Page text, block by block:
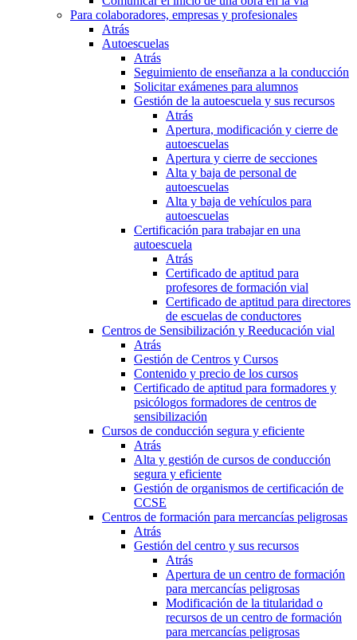
Para colaboradores, empresas y profesionales
Atrás
Autoescuelas
Atrás
Seguimiento de enseñanza a la conducción
Solicitar exámenes para alumnos
Gestión de la autoescuela y sus recursos
Atrás
Apertura, modificación y cierre de
autoescuelas
Apertura y cierre de secciones
Alta y baja de personal de
autoescuelas
Alta y baja de vehículos para
autoescuelas
Certificación para trabajar en una
autoescuela
Atrás
Certificado de aptitud para
profesores de formación vial
Certificado de aptitud para directores
de escuelas de conductores
Centros de Sensibilización y Reeducación vial
Atrás
Gestión de Centros y Cursos
Contenido y precio de los cursos
Certificado de aptitud para formadores y
psicólogos formadores de centros de
sensibilización
Cursos de conducción segura y eficiente
Atrás
Alta y gestión de cursos de conducción
segura y eficiente
Gestión de organismos de certificación de
CCSE
Centros de formación para mercancías peligrosas
Atrás
Gestión del centro y sus recursos
Atrás
Apertura de un centro de formación
para mercancías peligrosas
Modificación de la titularidad o
recursos de un centro de formación
para mercancías peligrosas